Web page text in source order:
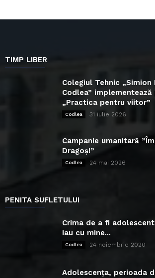
TIMP LIBER
Colegiul Tehnic „Simion
Codlea”
„Practica pentru viitor”
Codlea 31 iulie 2026
Campanie umanitară
Dragoș!”
Codlea 24 mai 2026
PENITA SUFLETULUI
Crima de a fi
iau cu mine...
Codlea 24 noiembrie 2020
Adolescența, perioada